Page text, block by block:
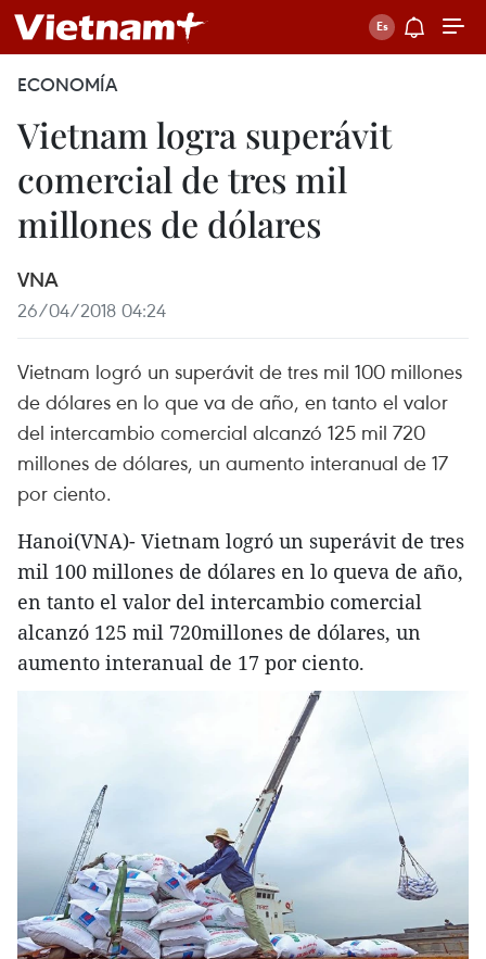
ECONOMÍA
Vietnam logra superávit
comercial de tres mil
millones de dólares
VNA
26/04/2018 04:24
Vietnam logró un superávit de tres mil 100 millones
de dólares en lo que va de año, en tanto el valor
del intercambio comercial alcanzó 125 mil 720
millones de dólares, un aumento interanual de 17
por ciento.
Hanoi(VNA)- Vietnam logró un superávit de tres
mil 100 millones de dólares en lo queva de año,
en tanto el valor del intercambio comercial
alcanzó 125 mil 720millones de dólares, un
aumento interanual de 17 por ciento.